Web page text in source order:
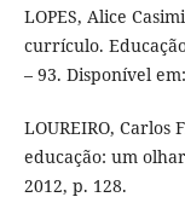
LOPES, Alice
currículo.
– 93. Disponível
LOUREIRO,
educação: um
2012, p. 128.